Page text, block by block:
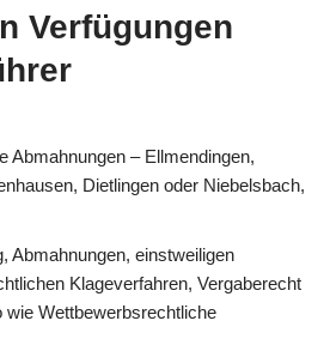
Verfügungen
Abmahnungen – Ellmendingen,
Dietlingen oder Niebelsbach,
Abmahnungen, einstweiligen
Klageverfahren, Vergaberecht
wie Wettbewerbsrechtliche